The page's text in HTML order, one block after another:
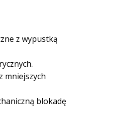
z wypustką
mniejszych
blokadę